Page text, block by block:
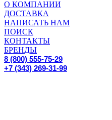
О КОМПАНИИ
ДОСТАВКА
НАПИСАТЬ НАМ
ПОИСК
КОНТАКТЫ
БРЕНДЫ
8 (800) 555-75-29
+7 (343) 269-31-99